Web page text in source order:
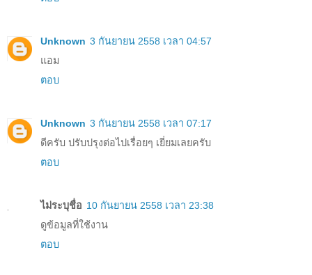
Unknown 3 กันยายน 2558 เวลา 04:57
แอม
ตอบ
Unknown 3 กันยายน 2558 เวลา 07:17
ดีครับ ปรับปรุงต่อไปเรื่อยๆ เยี่ยมเลยครับ
ตอบ
ไม่ระบุชื่อ 10 กันยายน 2558 เวลา 23:38
ดูข้อมูลที่ใช้งาน
ตอบ